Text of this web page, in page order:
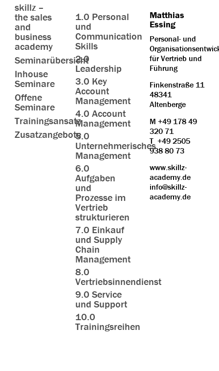
skillz –
the sales
and
business
academy
Seminarübersicht
Inhouse
Seminare
Offene
Seminare
Trainingsansatz
Zusatzangebote
1.0 Personal
und
Communication
Skills
2.0
Leadership
3.0 Key
Account
Management
4.0 Account
Management
5.0
Unternehmerisches
Management
6.0
Aufgaben
und
Prozesse im
Vertrieb
strukturieren
7.0 Einkauf
und Supply
Chain
Management
8.0
Vertriebsinnendienst
9.0 Service
und Support
10.0
Trainingsreihen
Matthias
Essing
Personal- und
für Vertrieb und
Führung
Finkenstraße 11
48341
Altenberge
M +49 178 49
320 71
T +49 2505
938 80 73
www.skillz-
academy.de
info@skillz-
academy.de